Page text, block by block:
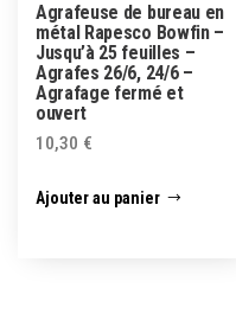
Agrafeuse de bureau en
métal Rapesco Bowfin –
Jusqu’à 25 feuilles –
Agrafes 26/6, 24/6 –
Agrafage fermé et
ouvert
10,30 €
Ajouter au panier